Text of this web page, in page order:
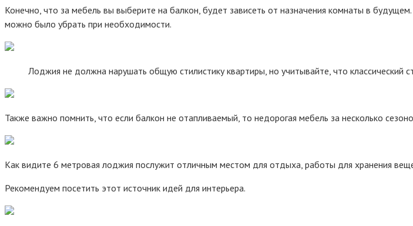
Конечно, что за мебель вы выберите на балкон, будет зависеть от назначения комнаты в
можно было убрать при необходимости.
Лоджия не должна нарушать общую стилистику квартиры, но учитывайте, что классический
Также важно помнить, что если балкон не отапливаемый, то недорогая мебель за несколько
Как видите 6 метровая лоджия послужит отличным местом для отдыха, работы для хранения
Рекомендуем посетить этот источник идей для интерьера.